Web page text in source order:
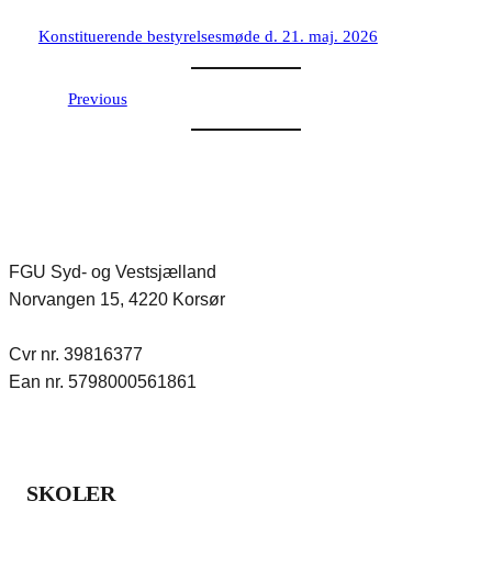
Konstituerende bestyrelsesmøde d. 21. maj. 2026
Previous
FGU Syd- og Vestsjælland
Norvangen 15, 4220 Korsør
Cvr nr. 39816377
Ean nr. 5798000561861
SKOLER